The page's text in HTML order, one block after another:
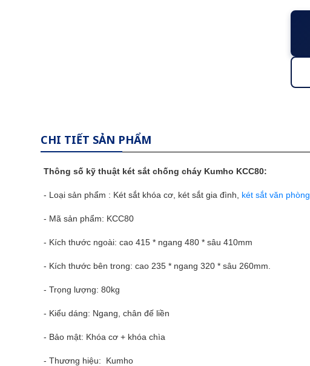
CHI TIẾT SẢN PHẨM
Thông số kỹ thuật két sắt chống cháy Kumho KCC80:
- Loại sản phẩm : Két sắt khóa cơ, két sắt gia đình, két sắt văn phòng
- Mã sản phẩm: KCC80
- Kích thước ngoài: cao 415 * ngang 480 * sâu 410mm
- Kích thước bên trong: cao 235 * ngang 320 * sâu 260mm
- Trọng lượng: 80kg
- Kiểu dáng: Ngang, chân đế liền
- Bảo mật: Khóa cơ + khóa chìa
- Thương hiệu: Kumho